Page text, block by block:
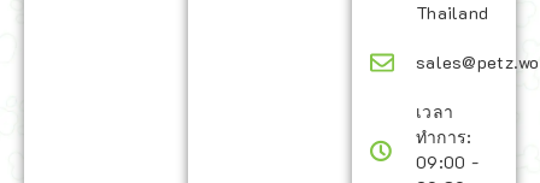
Thailand
เวลา
ทำการ:
09:00 -